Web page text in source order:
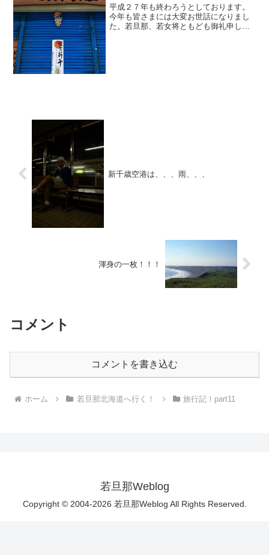
平成２７年も終わろうとしております。
今年も皆さまには大変お世話になりまし
た。若旦那、若女将ともども御礼申し上
新千歳空港は、、、雨、、、
渾身の一枚！！！
コメント
コメントを書き込む
ホーム 若旦那北海道へ行く！ 旅行記！part11
若旦那Weblog
Copyright © 2004-2026 若旦那Weblog All Rights Reserved.